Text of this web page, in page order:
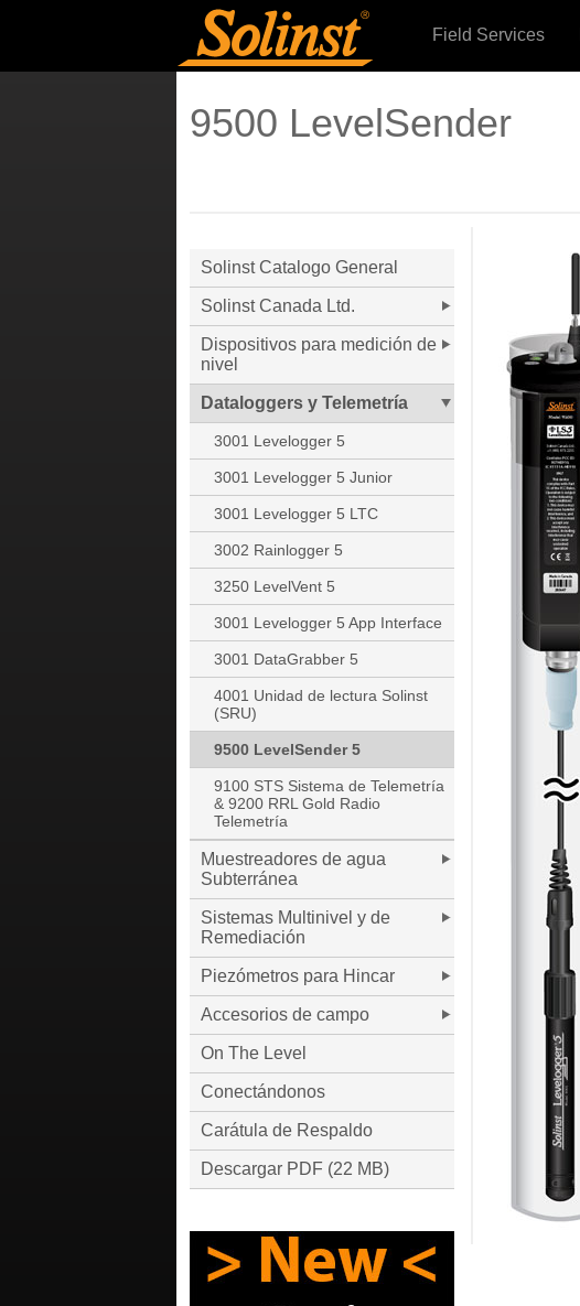
Field Services
9500 LevelSender
Solinst Catalogo General
Solinst Canada Ltd.
Dispositivos para medición de
nivel
Dataloggers y Telemetría
3001 Levelogger 5
3001 Levelogger 5 Junior
3001 Levelogger 5 LTC
3002 Rainlogger 5
3250 LevelVent 5
3001 Levelogger 5 App Interface
3001 DataGrabber 5
4001 Unidad de lectura Solinst
(SRU)
9500 LevelSender 5
9100 STS Sistema de Telemetría
& 9200 RRL Gold Radio
Telemetría
Muestreadores de agua
Subterránea
Sistemas Multinivel y de
Remediación
Piezómetros para Hincar
Accesorios de campo
On The Level
Conectándonos
Carátula de Respaldo
Descargar PDF (22 MB)